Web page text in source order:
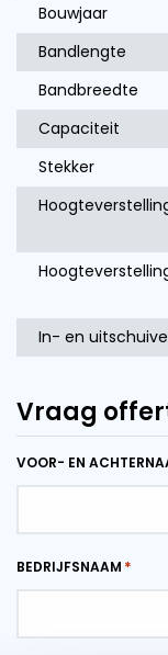
Bouwjaar
Bandlengte
Bandbreedte
Capaciteit
Stekker
In- en
Vraag
VOOR- EN
BEDRIJFSNAAM